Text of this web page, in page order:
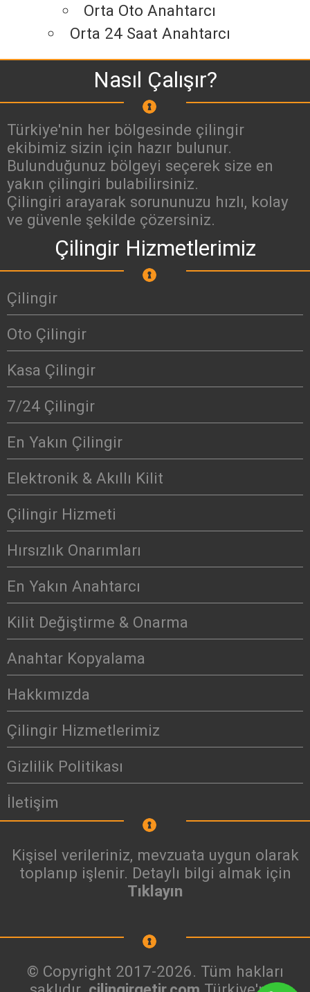
Orta Oto Anahtarcı
Orta 24 Saat Anahtarcı
Nasıl Çalışır?
Türkiye'nin her bölgesinde çilingir
ekibimiz sizin için hazır bulunur.
Bulunduğunuz bölgeyi seçerek size en
yakın çilingiri bulabilirsiniz.
Çilingiri arayarak sorununuzu hızlı, kolay
ve güvenle şekilde çözersiniz.
Çilingir Hizmetlerimiz
Çilingir
Oto Çilingir
Kasa Çilingir
7/24 Çilingir
En Yakın Çilingir
Elektronik & Akıllı Kilit
Çilingir Hizmeti
Hırsızlık Onarımları
En Yakın Anahtarcı
Kilit Değiştirme & Onarma
Anahtar Kopyalama
Hakkımızda
Çilingir Hizmetlerimiz
Gizlilik Politikası
İletişim
Kişisel verileriniz, mevzuata uygun olarak
toplanıp işlenir. Detaylı bilgi almak için
Tıklayın
© Copyright 2017-2026. Tüm hakları